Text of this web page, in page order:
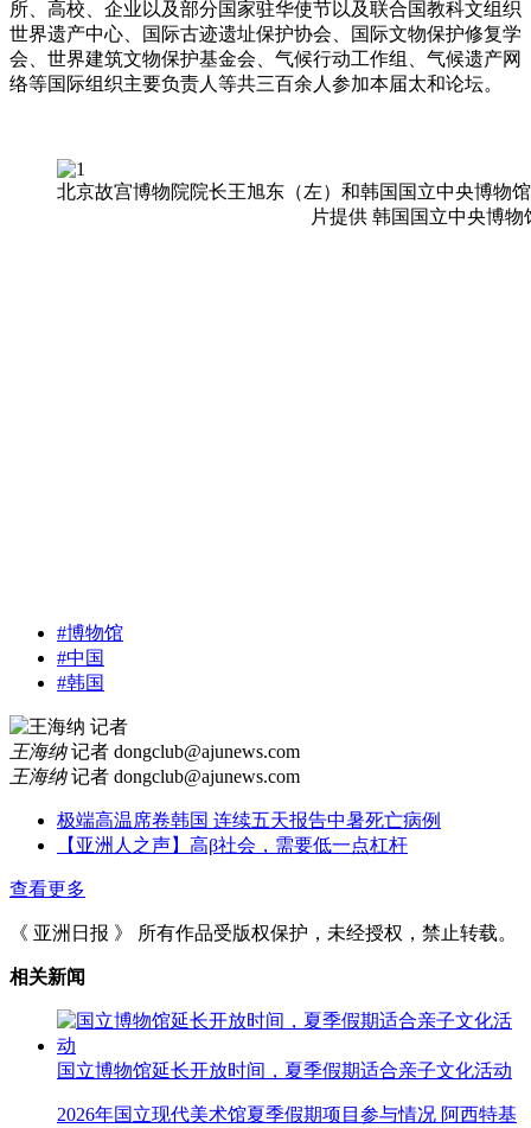
所、高校、企业以及部分国家驻华使节以及联合国教科文组织
世界遗产中心、国际古迹遗址保护协会、国际文物保护修复学
会、世界建筑文物保护基金会、气候行动工作组、气候遗产网
络等国际组织主要负责人等共三百余人参加本届太和论坛。
北京故宫博物院院长王旭东（左）和韩国国立中央博物
片提供 韩国国立中央博物
#博物馆
#中国
#韩国
王海纳记者 dongclub@ajunews.com
王海纳记者 dongclub@ajunews.com
极端高温席卷韩国 连续五天报告中暑死亡病例
【亚洲人之声】高β社会，需要低一点杠杆
查看更多
《 亚洲日报 》 所有作品受版权保护，未经授权，禁止转载。
相关新闻
国立博物馆延长开放时间，夏季假期适合亲子文化活动
2026年国立现代美术馆夏季假期项目参与情况 阿西特基